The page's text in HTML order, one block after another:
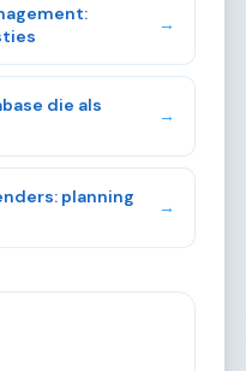
→
die als
→
planning
→